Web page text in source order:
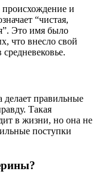
происхождение и
“чистая,
Это имя было
что внесло свой
правильные
Такая
в жизни, но она не
поступки